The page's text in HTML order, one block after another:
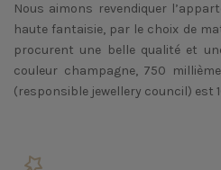
Nous aimons revendiquer
haute fantaisie, par le choix de
procurent une belle qualité et
couleur champagne, 750
(responsible jewellery council) est